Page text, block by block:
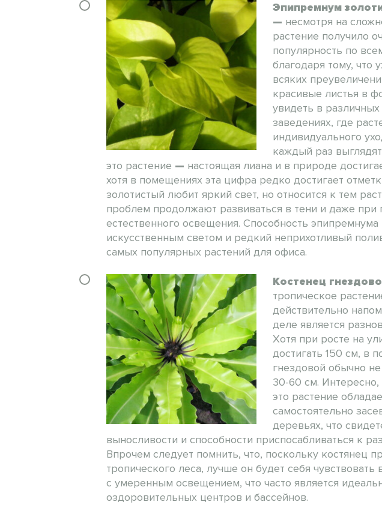
Эпипремнум
— несмотря на
растение получило
популярность по
благодаря тому, что
всяких
красивые листья в
увидеть в
заведениях, где
индивидуального
каждый раз
это растение — настоящая лиана и в природе
хотя в помещениях эта цифра редко достигает
золотистый любит яркий свет, но относится к тем
проблем продолжают развиваться в тени и даже при
естественного освещения. Способность эпипремнума
искусственным светом и редкий неприхотливый
самых популярных растений для офиса.
Костенец
тропическое
действительно
деле является
Хотя при росте на
достигать 150 см, в
гнездовой обычно
30-60 см. Интересно,
это растение
самостоятельно
деревьях, что
выносливости и способности приспосабливаться к
Впрочем следует помнить, что, поскольку костянец
тропического леса, лучше он будет себя
с умеренным освещением, что часто является
оздоровительных центров и бассейнов.